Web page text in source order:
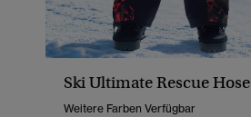
Ski Ultimate Rescue Hose
Weitere Farben Verfügbar